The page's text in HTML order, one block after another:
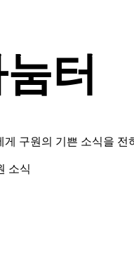
터
구원의 기쁜 소식을
소식